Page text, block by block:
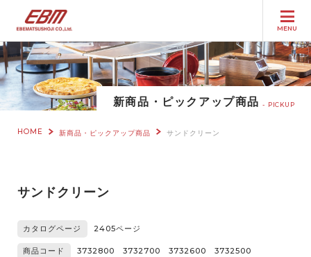
MENU
新商品・ピックアップ商品 PICKUP
HOME 新商品・ピックアップ商品 サンドクリーン
サンドクリーン
カタログページ 2405ページ
商品コード 3732800 3732700 3732600 3732500